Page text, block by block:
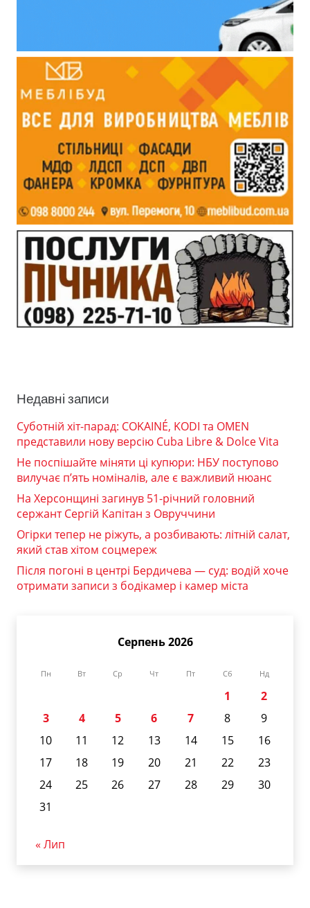
Недавні записи
Суботній хіт-парад: COKAINÉ, KODI та OMEN
представили нову версію Cuba Libre & Dolce Vita
Не поспішайте міняти ці купюри: НБУ поступово
вилучає п’ять номіналів, але є важливий нюанс
На Херсонщині загинув 51-річний головний
сержант Сергій Капітан з Овруччини
Огірки тепер не ріжуть, а розбивають: літній салат,
який став хітом соцмереж
Після погоні в центрі Бердичева — суд: водій хоче
отримати записи з бодікамер і камер міста
Серпень 2026
Пн Вт Ср Чт Пт Сб Нд
1
2
3
4 5 6 7 8
9
10
11 12 13 14 15
16
17
18 19 20 21 22
23
24
25 26 27 28 29
30
31
« Лип